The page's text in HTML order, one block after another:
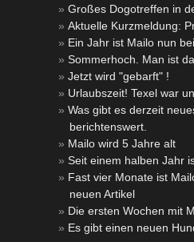
Großes Dogotreffen in
Aktuelle Kurzmeldung:
Ein Jahr ist Mailo nun
Sommerhoch. Man ist
Jetzt wird "gebarft" !
Urlaubszeit! Texel war
Was gibt es derzeit
berichtenswert.
Mailo wird 5 Jahre alt
Seit einem halben Jahr
Fast vier Monate ist
neuen Artikel
Die ersten Wochen mit
Es gibt einen neuen